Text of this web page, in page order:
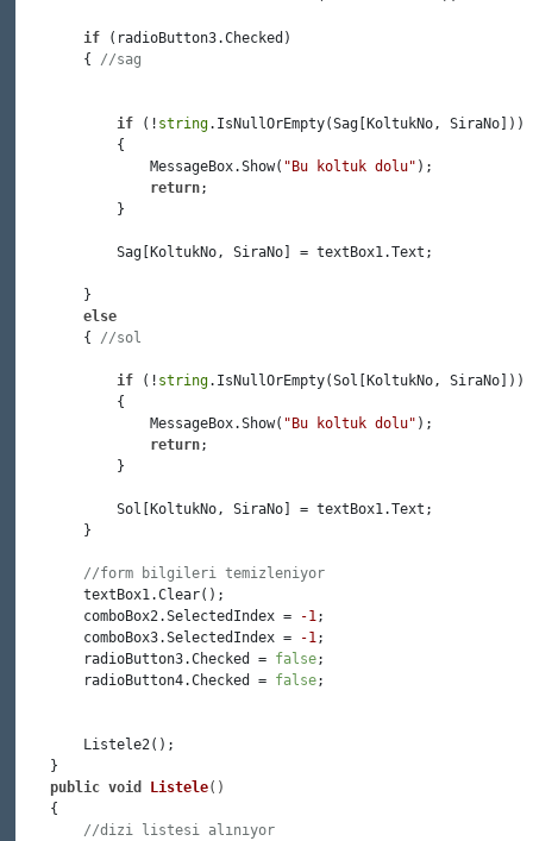
if (radioButton3.Checked)
        {
//sag
if (! string.IsNullOrEmpty(Sag[KoltukNo, SiraNo]))
            {
                MessageBox.Show(
"Bu koltuk dolu" );
return;
            }
            Sag[KoltukNo, SiraNo] = textBox1.Text;
        }
else
        {
//sol
if (! string.IsNullOrEmpty(Sol[KoltukNo, SiraNo]))
            {
                MessageBox.Show(
"Bu koltuk dolu" );
return;
            }
            Sol[KoltukNo, SiraNo] = textBox1.Text;
        }
//form bilgileri temizleniyor
        textBox1.Clear();
        comboBox2.SelectedIndex =
-1;
        comboBox3.SelectedIndex =
-1;
        radioButton3.Checked =
false;
        radioButton4.Checked =
false;
        Listele2();
    }
public void Listele()
    {
//dizi listesi alınıyor